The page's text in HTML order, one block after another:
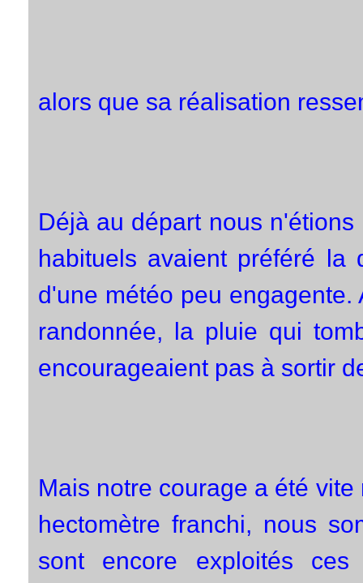
alors que sa réalisation
Déjà au départ nous
habituels avaient préféré la
d'une météo peu
randonnée, la pluie qui
encourageaient pas à sortir
Mais notre courage a été
hectomètre franchi, nous
sont encore exploités